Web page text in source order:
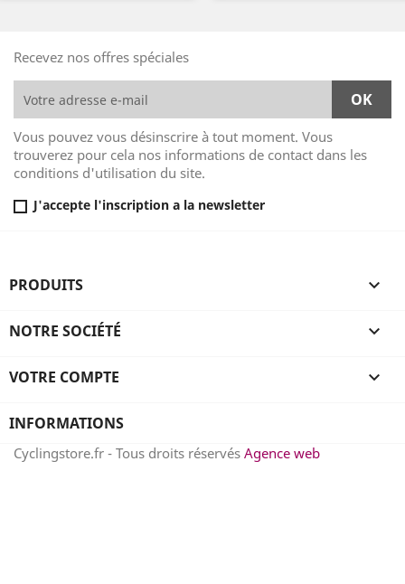
Recevez nos offres spéciales
Vous pouvez vous désinscrire à tout moment. Vous
trouverez pour cela nos informations de contact dans les
conditions d'utilisation du site.
J'accepte l'inscription a la newsletter
PRODUITS 
NOTRE SOCIÉTÉ 
VOTRE COMPTE 
INFORMATIONS
Cyclingstore.fr - Tous droits réservés Agence web